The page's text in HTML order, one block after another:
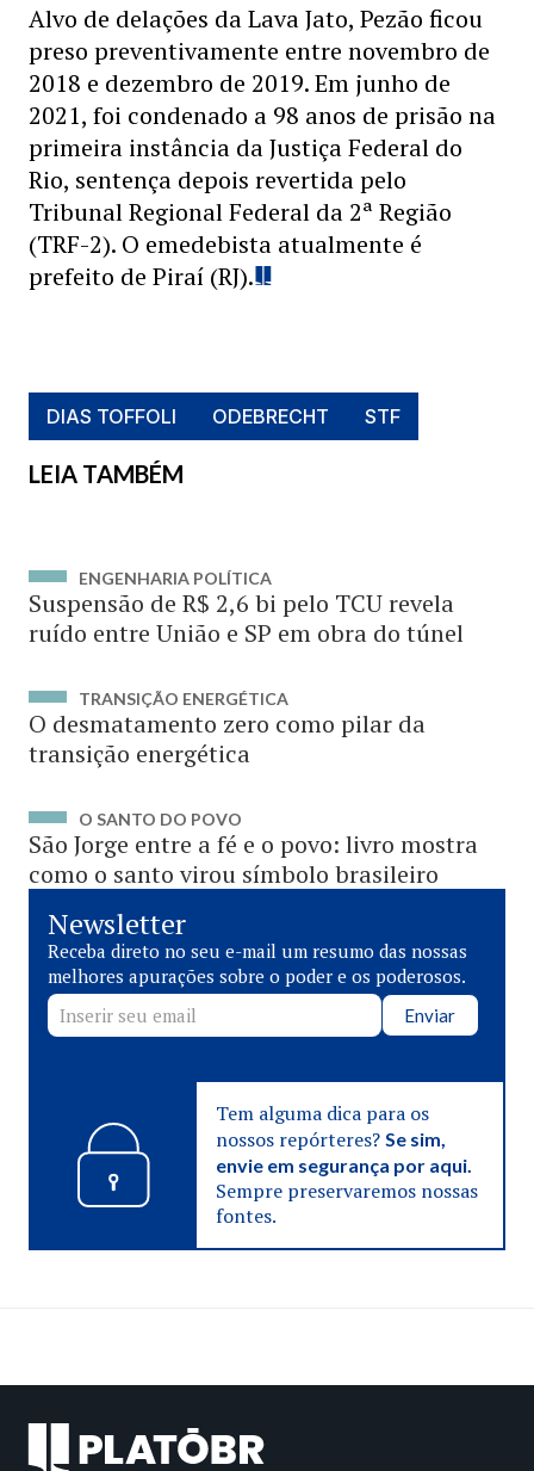
Alvo de delações da Lava Jato, Pezão ficou
preso preventivamente entre novembro de
2018 e dezembro de 2019. Em junho de
2021, foi condenado a 98 anos de prisão na
primeira instância da Justiça Federal do
Rio, sentença depois revertida pelo
Tribunal Regional Federal da 2ª Região
(TRF-2). O emedebista atualmente é
prefeito de Piraí (RJ).
DIAS TOFFOLI ODEBRECHT STF
LEIA TAMBÉM
ENGENHARIA POLÍTICA
Suspensão de R$ 2,6 bi pelo TCU revela
ruído entre União e SP em obra do túnel
TRANSIÇÃO ENERGÉTICA
O desmatamento zero como pilar da
transição energética
O SANTO DO POVO
São Jorge entre a fé e o povo: livro mostra
como o santo virou símbolo brasileiro
Newsletter
Receba direto no seu e-mail um resumo das nossas
melhores apurações sobre o poder e os poderosos.
Enviar
Tem alguma dica para os
nossos repórteres? Se sim,
envie em segurança por aqui.
Sempre preservaremos nossas
fontes.